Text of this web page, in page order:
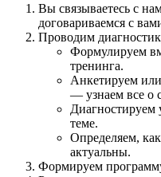
Вы связываетесь с
договариваемся с
Проводим
Формулируем
тренинга.
Анкетируем
— узнаем все о
Диагностируем
теме.
Определяем,
актуальны.
Формируем